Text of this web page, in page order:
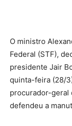
O ministro
Federal (STF),
presidente Jair
quinta-feira (28/
procurador-geral
defendeu a